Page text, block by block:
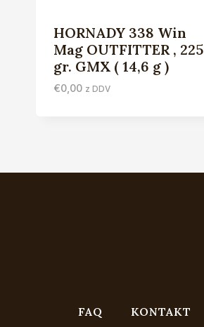
HORNADY 338 Win
Mag OUTFITTER , 225
gr. GMX ( 14,6 g )
€0,00 z DDV
FAQ KONTAKT